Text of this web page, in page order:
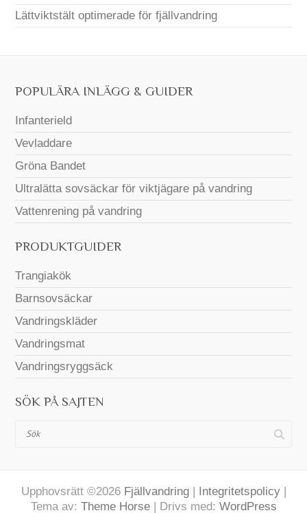
Lättviktstält optimerade för fjällvandring
POPULÄRA INLÄGG & GUIDER
Infanterield
Vevladdare
Gröna Bandet
Ultralätta sovsäckar för viktjägare på vandring
Vattenrening på vandring
PRODUKTGUIDER
Trangiakök
Barnsovsäckar
Vandringskläder
Vandringsmat
Vandringsryggsäck
SÖK PÅ SAJTEN
Sök
Upphovsrätt ©2026 Fjällvandring| Integritetspolicy|
Tema av: Theme Horse| Drivs med: WordPress